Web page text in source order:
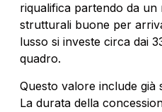
riqualifica partendo da
strutturali buone per
lusso si investe circa dai
quadro.
Questo valore include già
La durata della